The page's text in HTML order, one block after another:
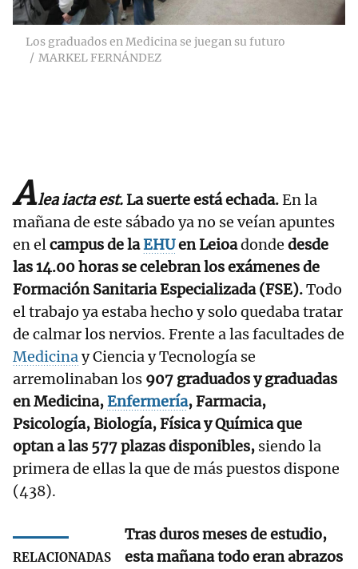
Los graduados en Medicina se juegan su futuro
MARKEL FERNÁNDEZ
Alea iacta est.La suerte está echada.En la
mañana de este sábado ya no se veían apuntes
en elcampus de laEHUen Leioadonde desde
las 14.00 horas se celebran los exámenes de
Formación Sanitaria Especializada (FSE).Todo
el trabajo ya estaba hecho y solo quedaba tratar
de calmar los nervios. Frente a las facultades de
Medicinay Ciencia y Tecnología se
arremolinaban los 907 graduados y graduadas
en Medicina,Enfermería, Farmacia,
Psicología, Biología, Física y Química que
optan a las 577 plazas disponibles, siendo la
primera de ellas la que de más puestos dispone
(438).
RELACIONADAS
Tras duros meses de estudio,
esta mañana todo eran abrazos